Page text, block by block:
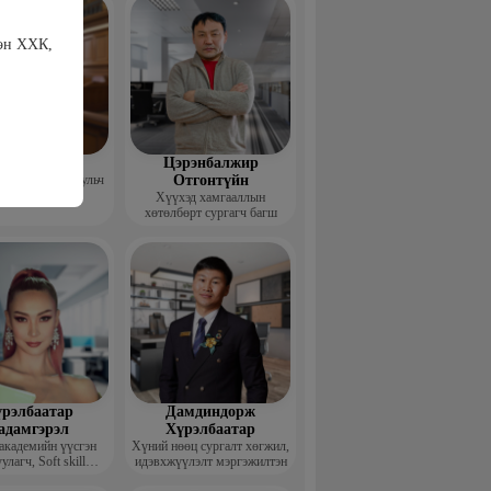
ХХК,
тун ХХК, Хуульч
Цэрэнбалжир
Отгонтүйн
Хүүхэд хамгааллын
хөтөлбөрт сургагч багш
үүсгэн
Soft skill
Дамдиндорж
Хүрэлбаатар
Хүний нөөц сургалт хөгжил,
идэвхжүүлэлт мэргэжилтэн